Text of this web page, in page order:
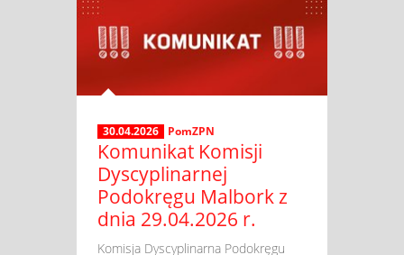
30.04.2026 PomZPN
Komunikat Komisji
Dyscyplinarnej
Podokręgu Malbork z
dnia 29.04.2026 r.
​ Komisja Dyscyplinarna Podokręgu